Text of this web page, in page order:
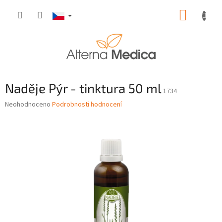
Naděje Pýr - tinktura 50 ml1734
Průměrné
Neohodnoceno Podrobnosti hodnocení